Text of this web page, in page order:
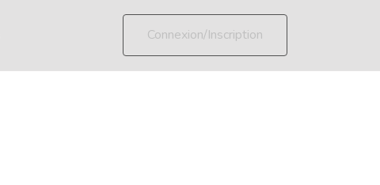
Connexion/Inscription